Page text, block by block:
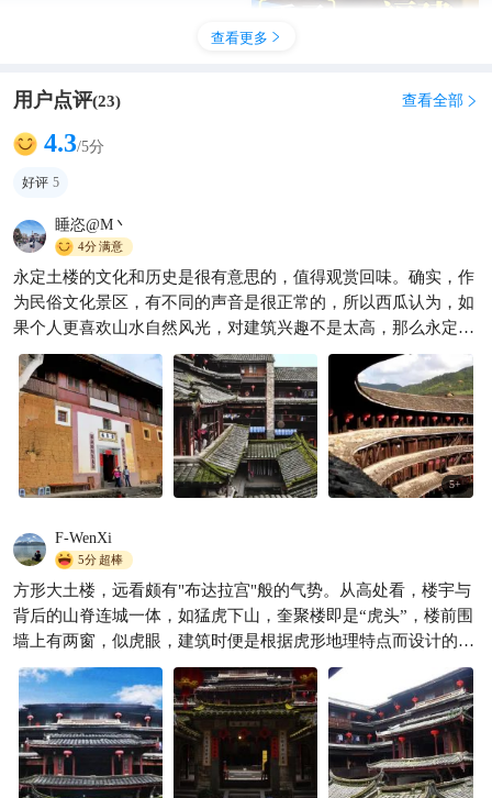
2026永定土楼完整攻略｜走进
世界遗产，看神奇圆形民居
予禹以希 172
查看更多 
用户点评(23) 查看全部 
4.3/5分
好评 5
睡恣@M丶
4分满意
永定土楼的文化和历史是很有意思的，值得观赏回味。确实，作
为民俗文化景区，有不同的声音是很正常的，所以西瓜认为，如
果个人更喜欢山水自然风光，对建筑兴趣不是太高，那么永定土
楼不一样非要去。但如果真的很喜欢建筑历史文化等，永定土楼
还是值得一看的。
5+
F-WenXi
5分超棒
方形大土楼，远看颇有"布达拉宫"般的气势。从高处看，楼宇与
背后的山脊连城一体，如猛虎下山，奎聚楼即是“虎头”，楼前围
墙上有两窗，似虎眼，建筑时便是根据虎形地理特点而设计的。
设计人是翰林学士巫宜福，他与楼主林奎扬是结拜兄弟